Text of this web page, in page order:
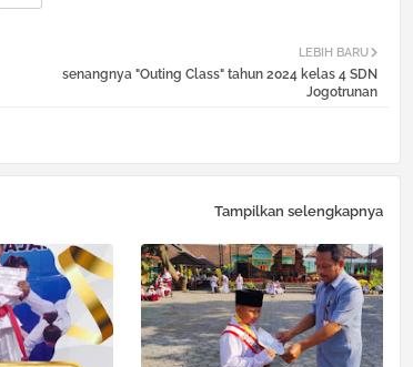
LEBIH BARU
senangnya "Outing Class" tahun 2024 kelas 4 SDN
Jogotrunan
Tampilkan selengkapnya